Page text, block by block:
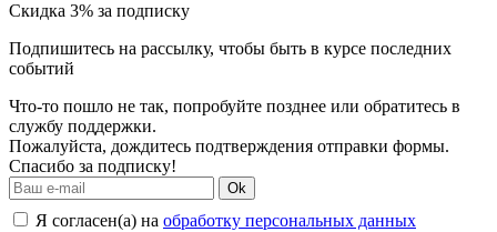
Скидка 3% за подписку
Подпишитесь на рассылку, чтобы быть в курсе последних
событий
Что-то пошло не так, попробуйте позднее или обратитесь в
службу поддержки.
Пожалуйста, дождитесь подтверждения отправки формы.
Спасибо за подписку!
Ok
Я согласен(а) на обработку персональных данных